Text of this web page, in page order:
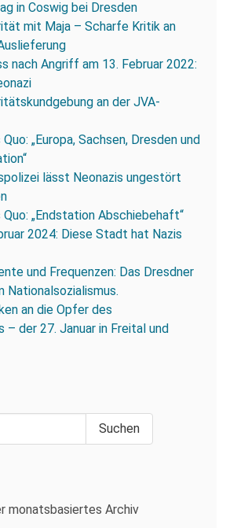
in Coswig bei Dresden
mit Maja – Scharfe Kritik an
nach Angriff am 13. Februar 2022:
an der JVA-
„Europa, Sachsen, Dresden und
lässt Neonazis ungestört
„Endstation Abschiebehaft“
2024: Diese Stadt hat Nazis
und Frequenzen: Das Dresdner
Nationalsozialismus.
an die Opfer des
– der 27. Januar in Freital und
monatsbasiertes Archiv